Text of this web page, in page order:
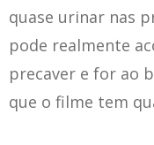
quase urinar nas
pode realmente
precaver e for ao
que o filme tem